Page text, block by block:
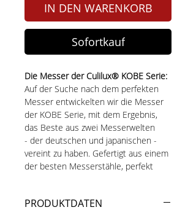
IN DEN WARENKORB
Sofortkauf
Die Messer der Culilux® KOBE Serie:
Auf der Suche nach dem perfekten
Messer entwickelten wir die Messer
der KOBE Serie, mit dem Ergebnis,
das Beste aus zwei Messerwelten
- der deutschen und japanischen -
vereint zu haben. Gefertigt aus einem
der besten Messerstähle, perfekt
ausbalanciert und besonders
PRODUKTDATEN